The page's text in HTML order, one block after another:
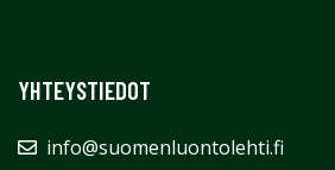
YHTEYSTIEDOT
info@suomenluontolehti.fi